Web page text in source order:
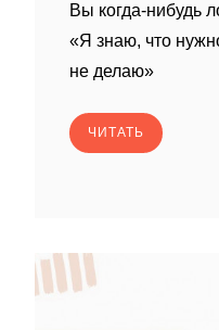
Вы когда-нибудь
«Я знаю, что
не делаю»
ЧИТАТЬ